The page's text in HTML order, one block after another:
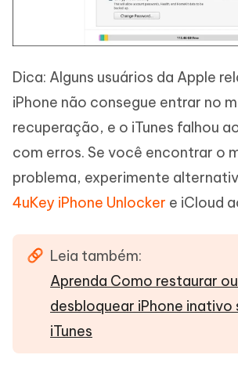
Dica: Alguns usuários da Apple
iPhone não consegue entrar no
recuperação, e o iTunes falhou
com erros. Se você encontrar o
problema, experimente
4uKey iPhone Unlocker e iCloud
Leia também:
Aprenda Como restaurar ou
desbloquear iPhone inativo
iTunes